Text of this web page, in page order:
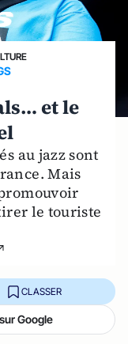
et le
au jazz sont
Mais
le touriste
CLASSER
Google